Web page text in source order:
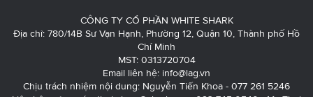
CÔNG TY CỔ PHẦN WHITE SHARK
Địa chỉ: 780/14B Sư Vạn Hạnh, Phường 12, Quận 10, Thành phố Hồ
Chí Minh
MST: 0313720704
Email liên hệ: info@lag.vn
Chịu trách nhiệm nội dung: Nguyễn Tiến Khoa - 077 261 5246